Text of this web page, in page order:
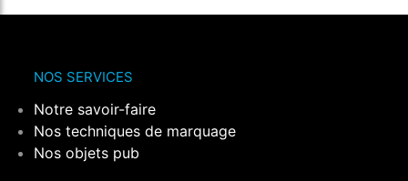
NOS SERVICES
Notre savoir-faire
Nos techniques de marquage
Nos objets pub